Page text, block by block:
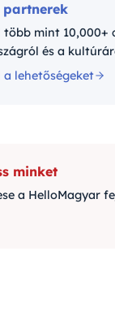
partnerek
több mint 10,000+
és a
a lehetőségeket
minket
a HelloMagyar